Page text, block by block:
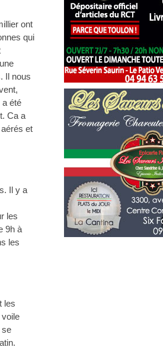
ont
qui
Il nous
a été
Ca a
et
Il y a
les
9h à
les
les
se